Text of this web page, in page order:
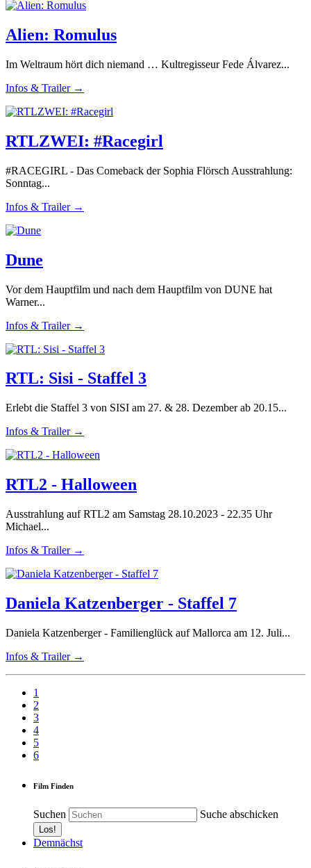
Alien: Romulus
Im Weltraum hört dich niemand … Kultregisseur Fede Álvarez...
Infos & Trailer →
RTLZWEI: #Racegirl
#RACEGIRL - Das Comeback der Sophia Flörsch Ausstrahlung:
Sonntag...
Infos & Trailer →
Dune
Vor dem Hauptfilm und nach dem Hauptfilm von DUNE hat
Warner...
Infos & Trailer →
RTL: Sisi - Staffel 3
Erlebt die Staffel 3 von SISI am 27. & 28. Dezember ab 20.15...
Infos & Trailer →
RTL2 - Halloween
Ausstrahlung auf RTL2 am Samstag 28.10.2023 - 22.35 Uhr
Michael...
Infos & Trailer →
Daniela Katzenberger - Staffel 7
Daniela Katzenberger - Familienglück auf Mallorca am 12. Juli...
Infos & Trailer →
1
2
3
4
5
6
Film Finden
Suchen Suche abschicken
Demnächst